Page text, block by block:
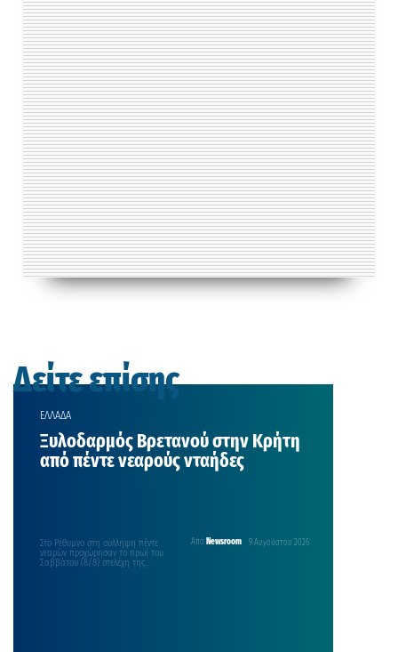
Δείτε επίσης
ΕΛΛΑΔΑ
Ξυλοδαρμός Βρετανού στην Κρήτη
από πέντε νεαρούς νταήδες
Από Newsroom 9 Αυγούστου 2026
Στο Ρέθυμνο στη σύλληψη πέντε
νεαρών προχώρησαν το πρωί του
Σαββάτου (8/8) στελέχη της